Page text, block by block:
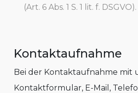
(Art. 6 Abs. 1 S. 1 lit. f. DSGVO).
Kontaktaufnahme
Bei der Kontaktaufnahme mit
Kontaktformular, E-Mail,